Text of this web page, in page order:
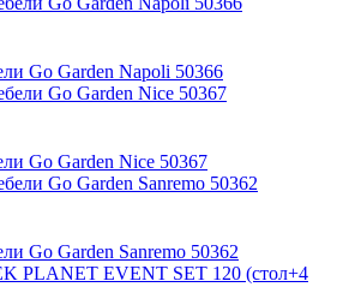
Go Garden Napoli 50366
Go Garden Nice 50367
Go Garden Sanremo 50362